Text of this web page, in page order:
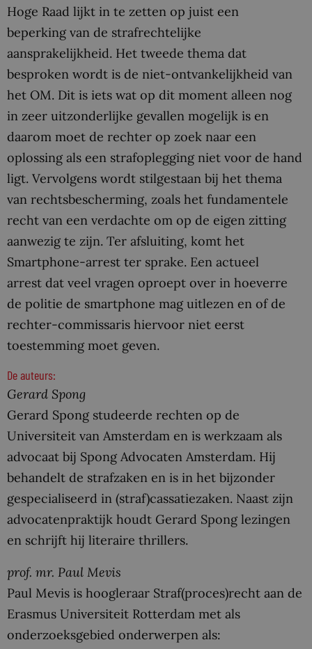
Hoge Raad lijkt in te zetten op juist een
beperking van de strafrechtelijke
aansprakelijkheid. Het tweede thema dat
besproken wordt is de niet-ontvankelijkheid van
het OM. Dit is iets wat op dit moment alleen nog
in zeer uitzonderlijke gevallen mogelijk is en
daarom moet de rechter op zoek naar een
oplossing als een strafoplegging niet voor de hand
ligt. Vervolgens wordt stilgestaan bij het thema
van rechtsbescherming, zoals het fundamentele
recht van een verdachte om op de eigen zitting
aanwezig te zijn. Ter afsluiting, komt het
Smartphone-arrest ter sprake. Een actueel
arrest dat veel vragen oproept over in hoeverre
de politie de smartphone mag uitlezen en of de
rechter-commissaris hiervoor niet eerst
toestemming moet geven.
De auteurs:
Gerard Spong
Gerard Spong studeerde rechten op de
Universiteit van Amsterdam en is werkzaam als
advocaat bij Spong Advocaten Amsterdam. Hij
behandelt de strafzaken en is in het bijzonder
gespecialiseerd in (straf)cassatiezaken. Naast zijn
advocatenpraktijk houdt Gerard Spong lezingen
en schrijft hij literaire thrillers.
prof. mr. Paul Mevis
Paul Mevis is hoogleraar Straf(proces)recht aan de
Erasmus Universiteit Rotterdam met als
onderzoeksgebied onderwerpen als: